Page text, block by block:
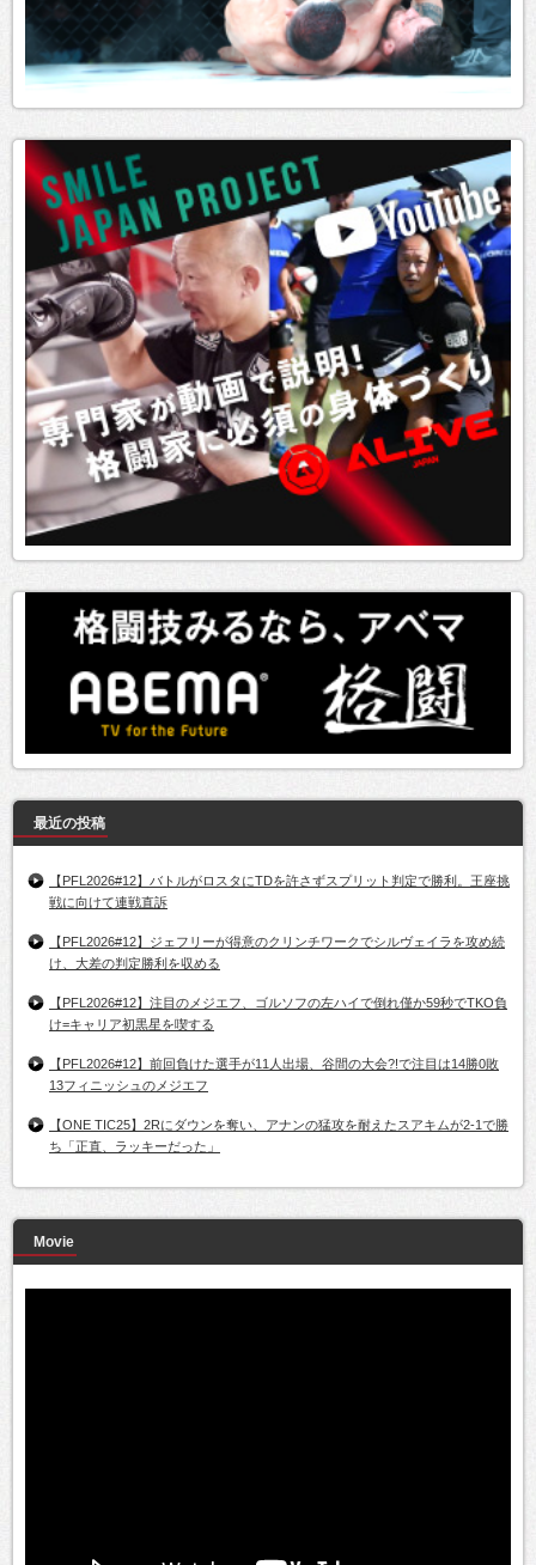
最近の投稿
【PFL2026#12】バトルがロスタにTDを許さずスプリット判定で勝利。王座挑
戦に向けて連戦直訴
【PFL2026#12】ジェフリーが得意のクリンチワークでシルヴェイラを攻め続
け、大差の判定勝利を収める
【PFL2026#12】注目のメジエフ、ゴルソフの左ハイで倒れ僅か59秒でTKO負
け=キャリア初黒星を喫する
【PFL2026#12】前回負けた選手が11人出場、谷間の大会?!で注目は14勝0敗
13フィニッシュのメジエフ
【ONE TIC25】2Rにダウンを奪い、アナンの猛攻を耐えたスアキムが2-1で勝
ち「正直、ラッキーだった」
Movie